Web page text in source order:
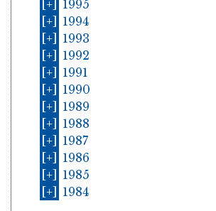
[+]
1995
[+]
1994
[+]
1993
[+]
1992
[+]
1991
[+]
1990
[+]
1989
[+]
1988
[+]
1987
[+]
1986
[+]
1985
[+]
1984